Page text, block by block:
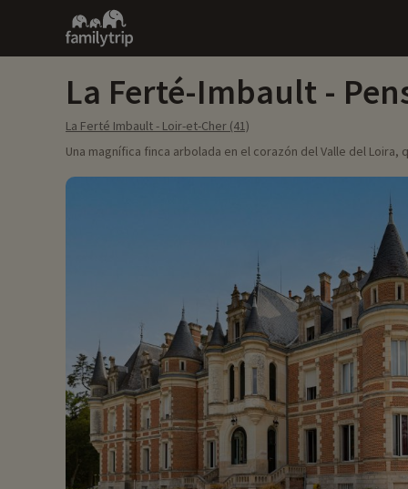
Family
trip
La Ferté-Imbault -
La Ferté Imbault - Loir-et-Cher (41)
Una magnífica finca arbolada en el corazón del Valle del